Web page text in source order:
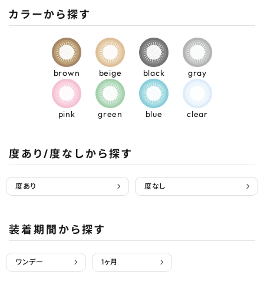
カラーから探す
brown beige black gray
pink green blue clear
度あり/度なしから探す
度あり 度なし
装着期間から探す
ワンデー 1ヶ月